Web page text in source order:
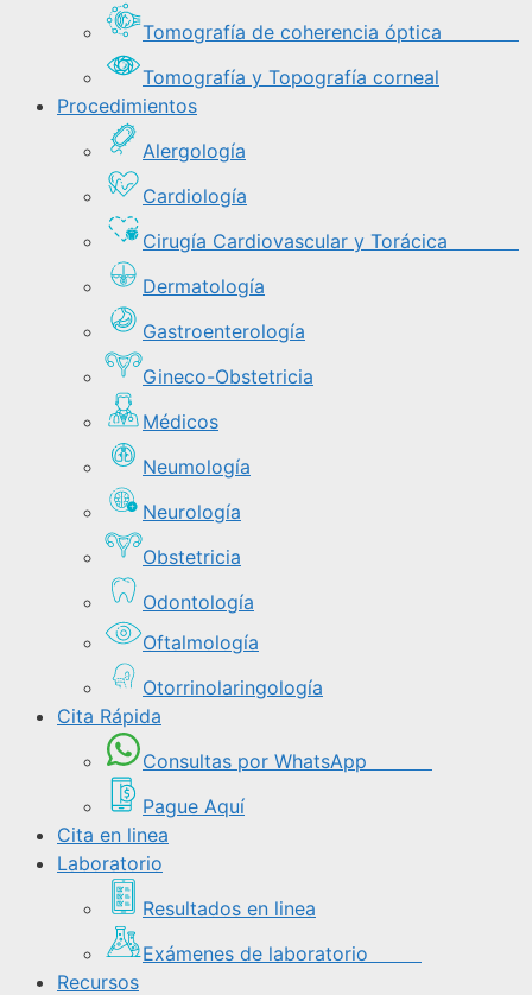
Tomografía de coherencia óptica
Tomografía y Topografía corneal
Procedimientos
Alergología
Cardiología
Cirugía Cardiovascular y Torácica
Dermatología
Gastroenterología
Gineco-Obstetricia
Médicos
Neumología
Neurología
Obstetricia
Odontología
Oftalmología
Otorrinolaringología
Cita Rápida
Consultas por WhatsApp
Pague Aquí
Cita en linea
Laboratorio
Resultados en linea
Exámenes de laboratorio
Recursos